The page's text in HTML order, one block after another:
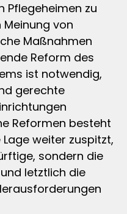
Pflegeheimen zu
von
Maßnahmen
Reform des
ist notwendig,
gerechte
Reformen besteht
weiter zuspitzt,
sondern die
letztlich die